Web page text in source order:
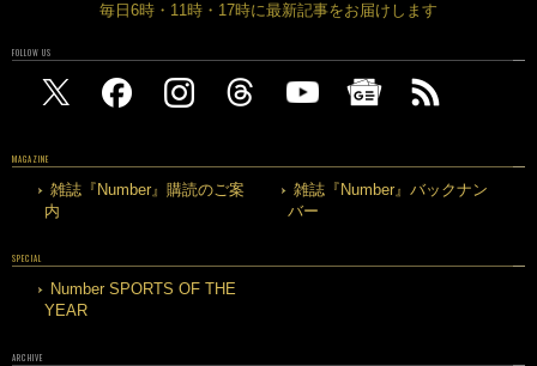
毎日6時・11時・17時に最新記事をお届けします
FOLLOW US
MAGAZINE
雑誌『Number』購読のご案
内
雑誌『Number』バックナン
バー
SPECIAL
Number SPORTS OF THE
YEAR
ARCHIVE